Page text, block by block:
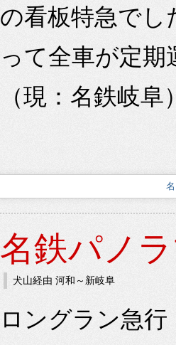
の看板特急でし
って全車が定
（現：名鉄岐
名鉄パノ
犬山経由 河和～新岐阜
ロングラン急